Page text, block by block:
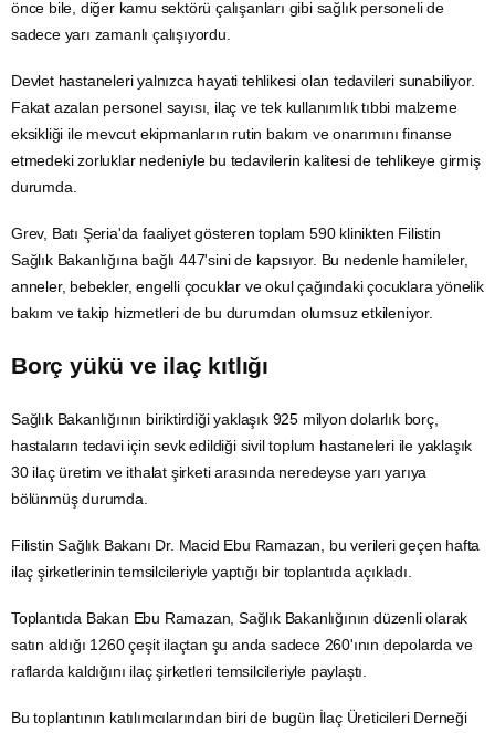
önce bile, diğer kamu sektörü çalışanları gibi sağlık personeli de
sadece yarı zamanlı çalışıyordu.
Devlet hastaneleri yalnızca hayati tehlikesi olan tedavileri sunabiliyor.
Fakat azalan personel sayısı, ilaç ve tek kullanımlık tıbbi malzeme
eksikliği ile mevcut ekipmanların rutin bakım ve onarımını finanse
etmedeki zorluklar nedeniyle bu tedavilerin kalitesi de tehlikeye girmiş
durumda.
Grev, Batı Şeria'da faaliyet gösteren toplam 590 klinikten Filistin
Sağlık Bakanlığına bağlı 447'sini de kapsıyor. Bu nedenle hamileler,
anneler, bebekler,engelliçocuklar ve okul çağındaki çocuklara yönelik
bakım ve takip hizmetleri de bu durumdan olumsuz etkileniyor.
Borç yükü ve ilaç kıtlığı
Sağlık Bakanlığının biriktirdiği yaklaşık 925 milyon dolarlık borç,
hastaların tedavi için sevk edildiği sivil toplum hastaneleri ile yaklaşık
30 ilaç üretim ve ithalat şirketi arasında neredeyse yarı yarıya
bölünmüş durumda.
Filistin Sağlık Bakanı Dr. Macid Ebu Ramazan, bu verileri geçen hafta
ilaç şirketlerinin temsilcileriyle yaptığı bir toplantıda açıkladı.
Toplantıda Bakan Ebu Ramazan, Sağlık Bakanlığının düzenli olarak
satın aldığı 1260 çeşit ilaçtan şu anda sadece 260'ının depolarda ve
raflarda kaldığını ilaç şirketleri temsilcileriyle paylaştı.
Bu toplantının katılımcılarından biri de bugün İlaçÜreticileri Derneği